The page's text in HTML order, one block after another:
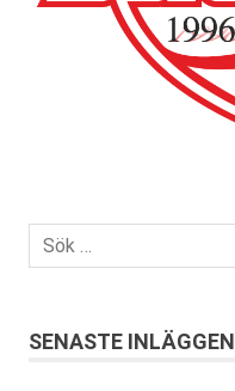
SENASTE INLÄGGEN